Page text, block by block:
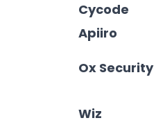
Cycode
Apiiro
Ox Security
Wiz